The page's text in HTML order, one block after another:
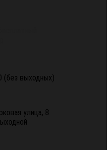
(без выходных)
улица, 8